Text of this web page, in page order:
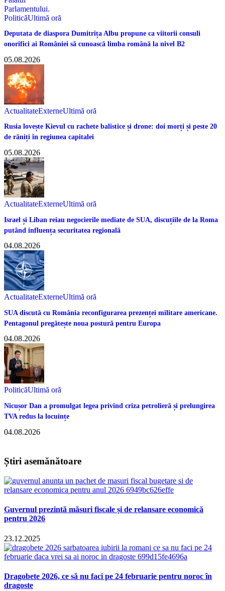
PoliticăUltimă oră
Deputata de diaspora Dumitrița Albu propune ca viitorii consuli
onorifici ai României să cunoască limba română la nivel B2
05.08.2026
ActualitateExterneUltimă oră
Rusia lovește Kievul cu rachete balistice și drone: doi morți și peste 20
de răniți în regiunea capitalei
05.08.2026
ActualitateExterneUltimă oră
Israel și Liban reiau negocierile mediate de SUA, discuțiile de la Roma
putând influența securitatea regională
04.08.2026
ActualitateExterneUltimă oră
SUA discută cu România reconfigurarea prezenței militare americane.
Pentagonul pregătește noua postură pentru Europa
04.08.2026
PoliticăUltimă oră
Nicușor Dan a promulgat legea privind criza petrolieră și prelungirea
TVA redus la locuințe
04.08.2026
Știri asemănătoare
Guvernul prezintă măsuri fiscale și de relansare economică
pentru 2026
23.12.2025
Dragobete 2026, ce să nu faci pe 24 februarie pentru noroc în
dragoste